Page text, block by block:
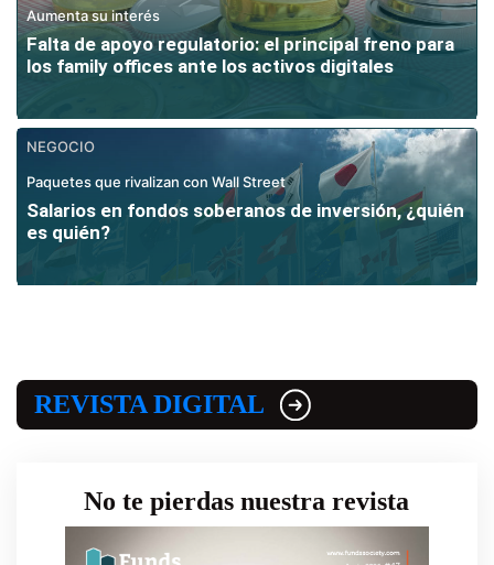
Aumenta su interés
Falta de apoyo regulatorio: el principal freno para
los family offices ante los activos digitales
NEGOCIO
Paquetes que rivalizan con Wall Street
Salarios en fondos soberanos de inversión, ¿quién
es quién?
REVISTA DIGITAL
No te pierdas nuestra revista